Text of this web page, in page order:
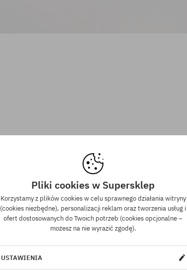
Pliki cookies w Supersklep
Korzystamy z plików cookies w celu sprawnego działania witryny
(cookies niezbędne), personalizacji reklam oraz tworzenia usług i
ofert dostosowanych do Twoich potrzeb (cookies opcjonalne –
możesz na nie wyrazić zgodę).
USTAWIENIA